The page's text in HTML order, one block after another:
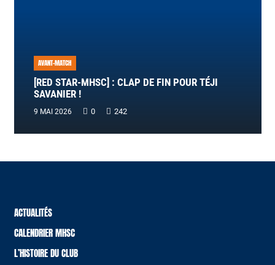
AVANT-MATCH
[RED STAR-MHSC] : CLAP DE FIN POUR TÉJI
SAVANIER !
9 MAI 2026 0 242
ACTUALITÉS
CALENDRIER MHSC
L’HISTOIRE DU CLUB